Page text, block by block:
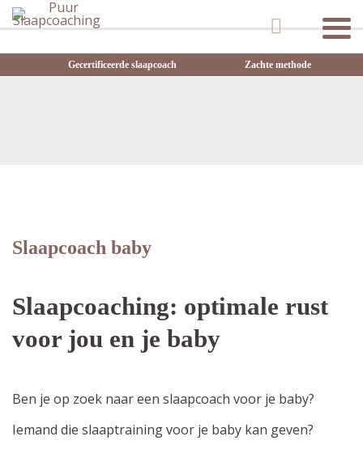
Gecertificeerde slaapcoach Zachte methode
Slaapcoach baby
Slaapcoaching: optimale rust
voor jou en je baby
Ben je op zoek naar een slaapcoach voor je baby?
Iemand die slaaptraining voor je baby kan geven?